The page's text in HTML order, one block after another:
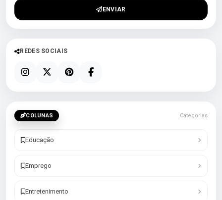
ENVIAR
REDES SOCIAIS
COLUNAS Categorias
Educação
Emprego
Entretenimento